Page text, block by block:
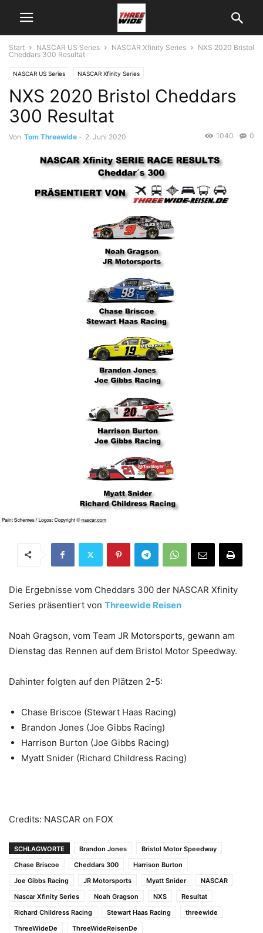
Start NASCAR US Series NASCAR Xfinity Series
NXS 2020 Bristol
Cheddars 300 Resultat
NASCAR US Series NASCAR Xfinity Series
NXS 2020 Bristol Cheddars
300 Resultat
Von Tom Threewide - 2. Juni 2020 0
1040
Die Ergebnisse vom Cheddars 300 der NASCAR Xfinity
Series präsentiert von Threewide Reisen
Noah Gragson, vom Team JR Motorsports, gewann am
Dienstag das Rennen auf dem Bristol Motor Speedway.
Dahinter folgten auf den Plätzen 2-5:
Chase Briscoe (Stewart Haas Racing)
Brandon Jones (Joe Gibbs Racing)
Harrison Burton (Joe Gibbs Racing)
Myatt Snider (Richard Childress Racing)
Credits: NASCAR on FOX
SCHLAGWORTE Brandon Jones
Bristol Motor Speedway
Chase Briscoe
Cheddars 300
Harrison Burton
Joe Gibbs Racing
JR Motorsports Myatt Snider
NASCAR
Nascar Xfinity Series
Noah Gragson NXS
Resultat
Richard Childress Racing
Stewart Haas Racing
threewide
ThreeWideDe
ThreeWideReisenDe